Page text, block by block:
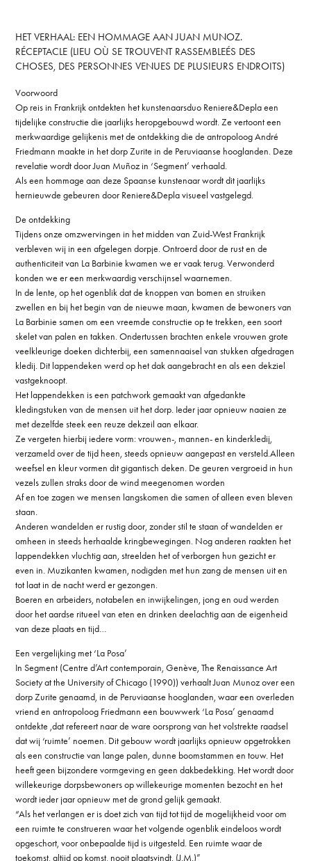
HET VERHAAL: EEN HOMMAGE AAN JUAN MUNOZ.
RÉCEPTACLE (LIEU OÙ SE TROUVENT RASSEMBLEÉS DES
CHOSES, DES PERSONNES VENUES DE PLUSIEURS ENDROITS)
Voorwoord
Op reis in Frankrijk ontdekten het kunstenaarsduo Reniere&Depla een
tijdelijke constructie die jaarlijks heropgebouwd wordt. Ze vertoont een
merkwaardige gelijkenis met de ontdekking die de antropoloog André
Friedmann maakte in het dorp Zurite in de Peruviaanse hooglanden. Deze
revelatie wordt door Juan Muñoz in ‘Segment’ verhaald.
Als een hommage aan deze Spaanse kunstenaar wordt dit jaarlijks
hernieuwde gebeuren door Reniere&Depla visueel vastgelegd.
De ontdekking
Tijdens onze omzwervingen in het midden van Zuid-West Frankrijk
verbleven wij in een afgelegen dorpje. Ontroerd door de rust en de
authenticiteit van La Barbinie kwamen we er vaak terug. Verwonderd
konden we er een merkwaardig verschijnsel waarnemen.
In de lente, op het ogenblik dat de knoppen van bomen en struiken
zwellen en bij het begin van de nieuwe maan, kwamen de bewoners van
La Barbinie samen om een vreemde constructie op te trekken, een soort
skelet van palen en takken. Ondertussen brachten enkele vrouwen grote
veelkleurige doeken dichterbij, een samennaaisel van stukken afgedragen
kledij. Dit lappendeken werd op het dak aangebracht en als een dekziel
vastgeknoopt.
Het lappendekken is een patchwork gemaakt van afgedankte
kledingstuken van de mensen uit het dorp. Ieder jaar opnieuw naaien ze
met dezelfde steek een reuze dekzeil aan elkaar.
Ze vergeten hierbij iedere vorm: vrouwen-, mannen- en kinderkledij,
verzameld over de tijd heen, steeds opnieuw aangepast en versteld.Alleen
weefsel en kleur vormen dit gigantisch deken. De geuren vergroeid in hun
vezels zullen straks door de wind meegenomen worden
Af en toe zagen we mensen langskomen die samen of alleen even bleven
staan.
Anderen wandelden er rustig door, zonder stil te staan of wandelden er
omheen in steeds herhaalde kringbewegingen. Nog anderen raakten het
lappendekken vluchtig aan, streelden het of verborgen hun gezicht er
even in. Muzikanten kwamen, nodigden met hun zang de mensen uit en
tot laat in de nacht werd er gezongen.
Boeren en arbeiders, notabelen en inwijkelingen, jong en oud werden
door het aardse ritueel van eten en drinken deelachtig aan de eigenheid
van deze plaats en tijd…
Een vergelijking met ‘La Posa’
In Segment (Centre d’Art contemporain, Genève, The Renaissance Art
Society at the University of Chicago (1990)) verhaalt Juan Munoz over een
dorp Zurite genaamd, in de Peruviaanse hooglanden, waar een overleden
vriend en antropoloog Friedmann een bouwwerk ‘La Posa’ genaamd
ontdekte ,dat refereert naar de ware oorsprong van het volstrekte raadsel
dat wij ‘ruimte’ noemen. Dit gebouw wordt jaarlijks opnieuw opgetrokken
als een constructie van lange palen, dunne boomstammen en touw. Het
heeft geen bijzondere vormgeving en geen dakbedekking. Het wordt door
willekeurige dorpsbewoners op willekeurige momenten bezocht en het
wordt ieder jaar opnieuw met de grond gelijk gemaakt.
“Als het verlangen er is doet zich van tijd tot tijd de mogelijkheid voor om
een ruimte te construeren waar het volgende ogenblik eindeloos wordt
opgeschort, voor onbepaalde tijd is uitgesteld. Een ruimte waar de
toekomst, altijd op komst, nooit plaatsvindt. (J.M.)”